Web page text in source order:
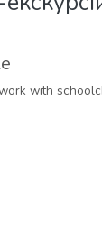
with